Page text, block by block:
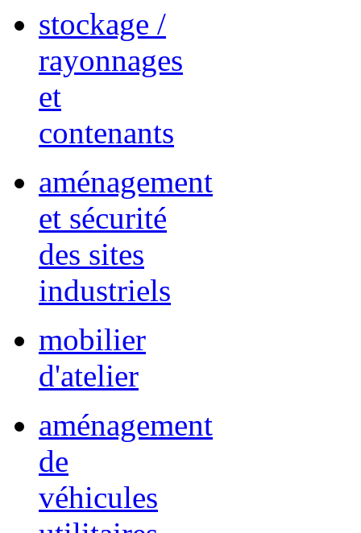
stockage /
rayonnages
et
contenants
aménagement
et sécurité
des sites
industriels
mobilier
d'atelier
aménagement
de
véhicules